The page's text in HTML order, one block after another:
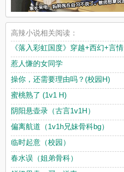
高辣小说相关阅读：
《落入彩虹国度》穿越+西幻+言情
惹人慊的女同学
操你，还需要理由吗？(校园H)
蜜桃熟了 (1v1 H)
阴阳悬壶录（古言1v1H）
偏离航道（1v1h兄妹骨科bg）
临时起意（校园）
春水误（姐弟骨科）